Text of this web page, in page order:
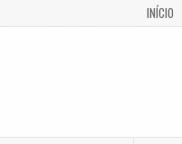
INÍCIO